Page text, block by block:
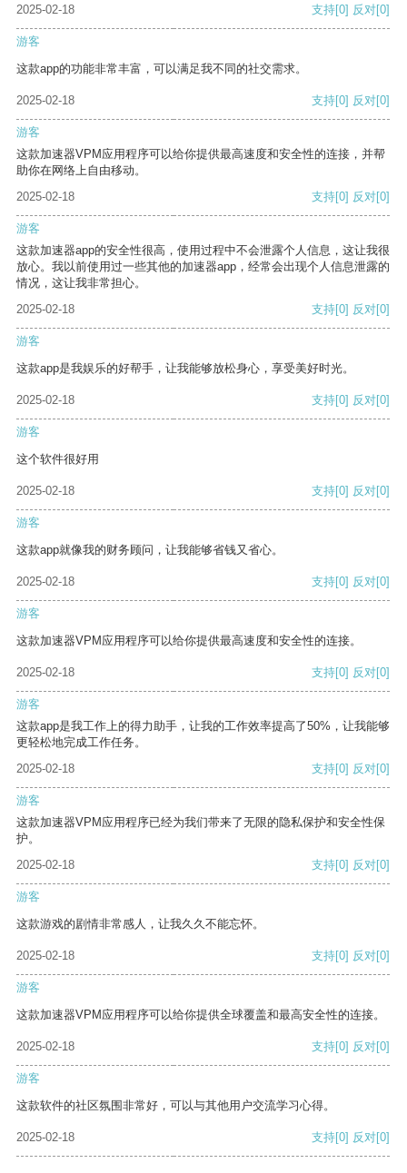
2025-02-18
支持[0] 反对[0]
游客
这款app的功能非常丰富，可以满足我不同的社交需求。
2025-02-18 支持[0] 反对[0]
游客
这款加速器VPM应用程序可以给你提供最高速度和安全性的连接，并帮
助你在网络上自由移动。
2025-02-18
支持[0] 反对[0]
游客
这款加速器app的安全性很高，使用过程中不会泄露个人信息，这让我很
放心。我以前使用过一些其他的加速器app，经常会出现个人信息泄露的
情况，这让我非常担心。
2025-02-18
支持[0] 反对[0]
游客
这款app是我娱乐的好帮手，让我能够放松身心，享受美好时光。
2025-02-18 支持[0] 反对[0]
游客
这个软件很好用
2025-02-18 支持[0] 反对[0]
游客
这款app就像我的财务顾问，让我能够省钱又省心。
2025-02-18 支持[0] 反对[0]
游客
这款加速器VPM应用程序可以给你提供最高速度和安全性的连接。
2025-02-18 支持[0] 反对[0]
游客
这款app是我工作上的得力助手，让我的工作效率提高了50%，让我能够
更轻松地完成工作任务。
2025-02-18
支持[0] 反对[0]
游客
这款加速器VPM应用程序已经为我们带来了无限的隐私保护和安全性保
护。
2025-02-18
支持[0] 反对[0]
游客
这款游戏的剧情非常感人，让我久久不能忘怀。
2025-02-18 支持[0] 反对[0]
游客
这款加速器VPM应用程序可以给你提供全球覆盖和最高安全性的连接。
2025-02-18 支持[0] 反对[0]
游客
这款软件的社区氛围非常好，可以与其他用户交流学习心得。
2025-02-18 支持[0] 反对[0]